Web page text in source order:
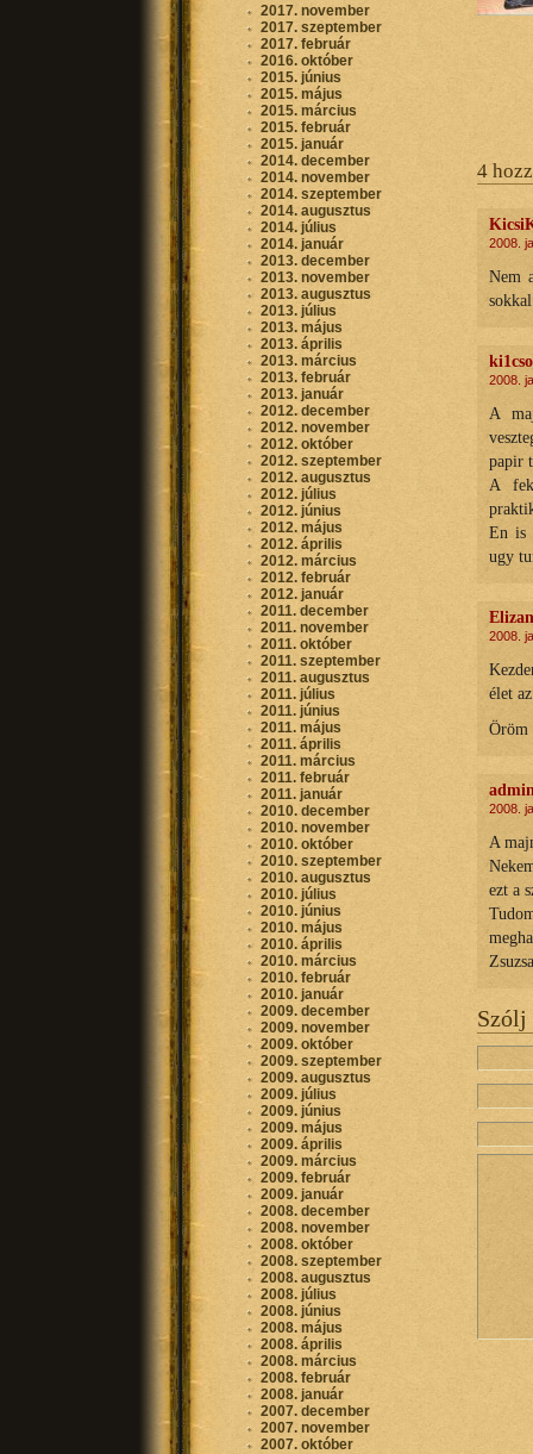
4
2008.
Nem
2008.
A
papir
A
En is
ugy
2008.
élet
Öröm
2008.
A
ezt a
Zsuzsa
Szólj
2017. november
2017. szeptember
2017. február
2016. október
2015. június
2015. május
2015. március
2015. február
2015. január
2014. december
2014. november
2014. szeptember
2014. augusztus
2014. július
2014. január
2013. december
2013. november
2013. augusztus
2013. július
2013. május
2013. április
2013. március
2013. február
2013. január
2012. december
2012. november
2012. október
2012. szeptember
2012. augusztus
2012. július
2012. június
2012. május
2012. április
2012. március
2012. február
2012. január
2011. december
2011. november
2011. október
2011. szeptember
2011. augusztus
2011. július
2011. június
2011. május
2011. április
2011. március
2011. február
2011. január
2010. december
2010. november
2010. október
2010. szeptember
2010. augusztus
2010. július
2010. június
2010. május
2010. április
2010. március
2010. február
2010. január
2009. december
2009. november
2009. október
2009. szeptember
2009. augusztus
2009. július
2009. június
2009. május
2009. április
2009. március
2009. február
2009. január
2008. december
2008. november
2008. október
2008. szeptember
2008. augusztus
2008. július
2008. június
2008. május
2008. április
2008. március
2008. február
2008. január
2007. december
2007. november
2007. október